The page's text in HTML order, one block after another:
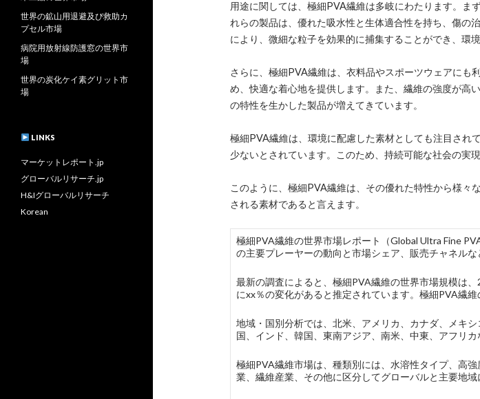
用途に関しては、極細PVA繊維は多岐にわたります。ま
れらの製品は、優れた吸水性と生体適合性を持ち、傷の
により、微細な粒子を効果的に捕集することができ、環
さらに、極細PVA繊維は、衣料品やスポーツウェアにも
め、快適な着心地を提供します。また、繊維の強度が高
の特性を生かした製品が増えてきています。
極細PVA繊維は、環境に配慮した素材としても注目され
少ないとされています。このため、持続可能な社会の実
このように、極細PVA繊維は、その優れた特性から様々
される素材であると言えます。
極細PVA繊維の世界市場レポート（Global Ultra Fine
の主要プレーヤーの動向と市場シェア、販売チャネル
最新の調査によると、極細PVA繊維の世界市場規模は
にxx％の変化があると推定されています。極細PVA繊
地域・国別分析では、北米、アメリカ、カナダ、メキ
国、インド、韓国、東南アジア、南米、中東、アフリ
極細PVA繊維市場は、種類別には、水溶性タイプ、高
業、繊維産業、その他に区分してグローバルと主要地
世界の鉱山用退避及び救助カ
プセル市場
病院用放射線防護窓の世界市
場
世界の炭化ケイ素グリット市
場
LINKS
マーケットレポート.jp
グローバルリサーチ.jp
H&Iグローバルリサーチ
Korean